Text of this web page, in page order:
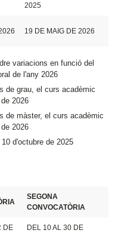
2025
19 DE MAIG DE 2026
variacions en funció del
de l'any 2026
de grau, el curs acadèmic
2026
de màster, el curs acadèmic
2026
d'octubre de 2025
SEGONA
CONVOCATÒRIA
DE
DEL 10 AL 30 DE